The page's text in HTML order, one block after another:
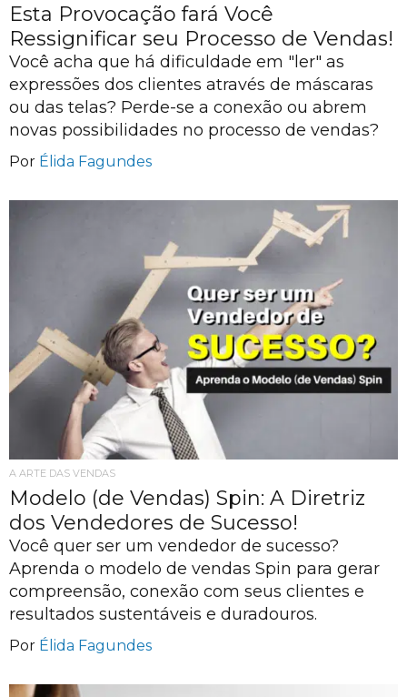
Esta Provocação fará Você
Ressignificar seu Processo de Vendas!
Você acha que há dificuldade em "ler" as
expressões dos clientes através de máscaras
ou das telas? Perde-se a conexão ou abrem
novas possibilidades no processo de vendas?
Por Élida Fagundes
A ARTE DAS VENDAS
Modelo (de Vendas) Spin: A Diretriz
dos Vendedores de Sucesso!
Você quer ser um vendedor de sucesso?
Aprenda o modelo de vendas Spin para gerar
compreensão, conexão com seus clientes e
resultados sustentáveis e duradouros.
Por Élida Fagundes